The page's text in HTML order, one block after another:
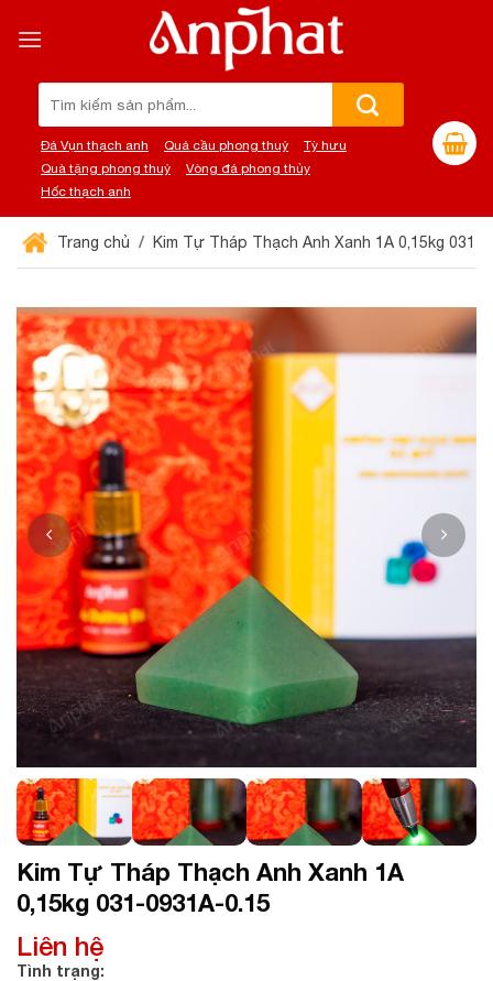
đến
Đá Vụn thạch anh Quả cầu phong thuỷ
Tỳ hưu
Quà tặng phong thuỷ
Vòng đá phong thủy
Hốc thạch anh
Trang chủ Kim Tự Tháp Thạch Anh Xanh 1A 0,15kg 031-
Kim Tự Tháp Thạch Anh Xanh 1A
0,15kg 031-0931A-0.15
Liên hệ
Tình trạng: